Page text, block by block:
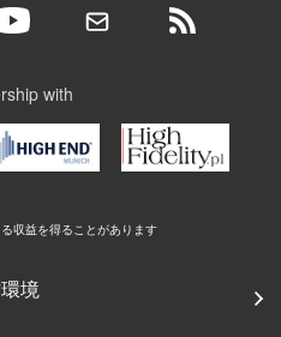
with
収益を得ることがあります
境